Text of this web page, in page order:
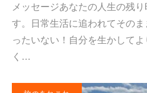
メッセージあなたの人生の残
す。日常生活に追われてその
ったいない！自分を生かして
く…